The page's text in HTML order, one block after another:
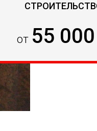
от 55 000